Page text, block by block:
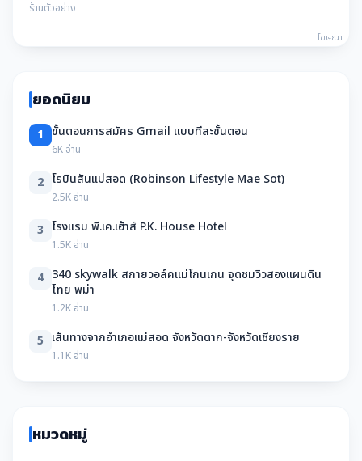
ร้านตัวอย่าง
โฆษณา
ยอดนิยม
1 ขั้นตอนการสมัคร Gmail แบบทีละขั้นตอน
6K อ่าน
2 โรบินสันแม่สอด (Robinson Lifestyle Mae Sot)
2.5K อ่าน
3 โรงแรม พี.เค.เฮ้าส์ P.K. House Hotel
1.5K อ่าน
4 340 skywalk สกายวอล์คแม่โกนเกน จุดชมวิวสองแผนดิน
ไทย พม่า
1.2K อ่าน
5 เส้นทางจากอำเภอแม่สอด จังหวัดตาก-จังหวัดเชียงราย
1.1K อ่าน
หมวดหมู่